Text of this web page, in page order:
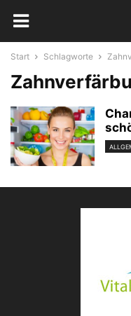
Start Schlagworte